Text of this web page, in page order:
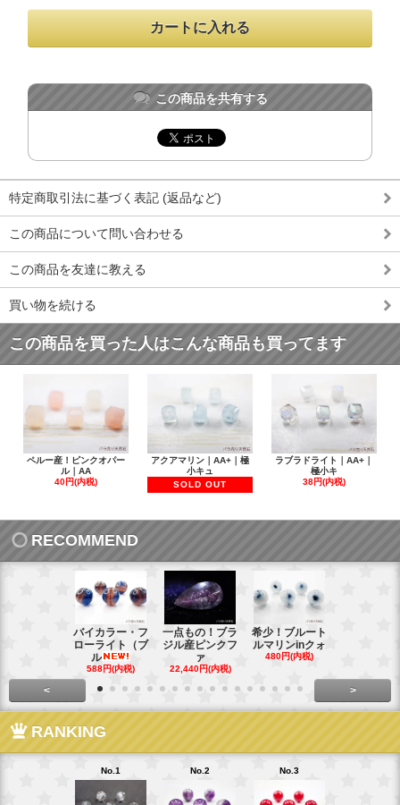
この商品を共有する
特定商取引法に基づく表記 (返品など)
この商品について問い合わせる
この商品を友達に教える
買い物を続ける
この商品を買った人はこんな商品も買ってます
ペルー産！ピンクオパー
ル｜AA
40円(内税)
アクアマリン｜AA+｜極
小キュ
SOLD OUT
ラブラドライト｜AA+｜
極小キ
38円(内税)
RECOMMEND
バイカラー・フ
ローライト（ブ
ル
588円(内税)
一点もの！ブラ
ジル産ピンクフ
ァ
22,440円(内税)
希少！ブルート
ルマリンinクォ
480円(内税)
< >
RANKING
No.1 No.2 No.3